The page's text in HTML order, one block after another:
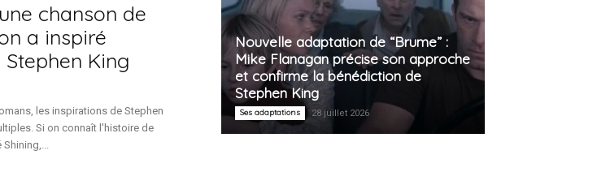
chanson de
a inspiré
Stephen King
les inspirations de Stephen
Si on connaît l'histoire de
Shining,...
Nouvelle adaptation de “Brume” :
Mike Flanagan précise son approche
et confirme la bénédiction de
Stephen King
Ses adaptations 28 juillet 2026